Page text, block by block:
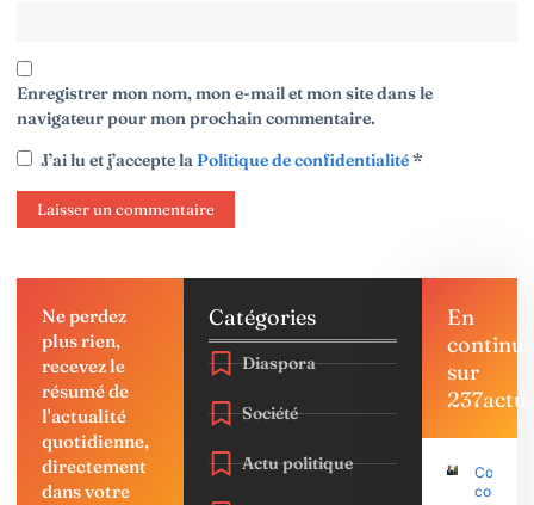
Enregistrer mon nom, mon e-mail et mon site dans le
navigateur pour mon prochain commentaire.
J’ai lu et j’accepte laPolitique de confidentialité*
Ne perdez
plus rien,
recevez le
résumé de
l'actualité
quotidienne,
directement
dans votre
Catégories
Diaspora
Société
Actu politique
En
continu
sur
237actu
Coup
contre